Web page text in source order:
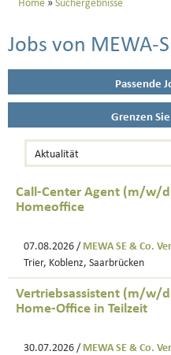
Home Suchergebnisse
Jobs von MEWA-
Passende
Grenzen
Call-Center Agent (m/w/
Homeoffice
07.08.2026 / MEWA SE & Co.
Trier, Koblenz, Saarbrücken
Vertriebsassistent (m/w/
Home-Office in Teilzeit
30.07.2026 / MEWA SE & Co.